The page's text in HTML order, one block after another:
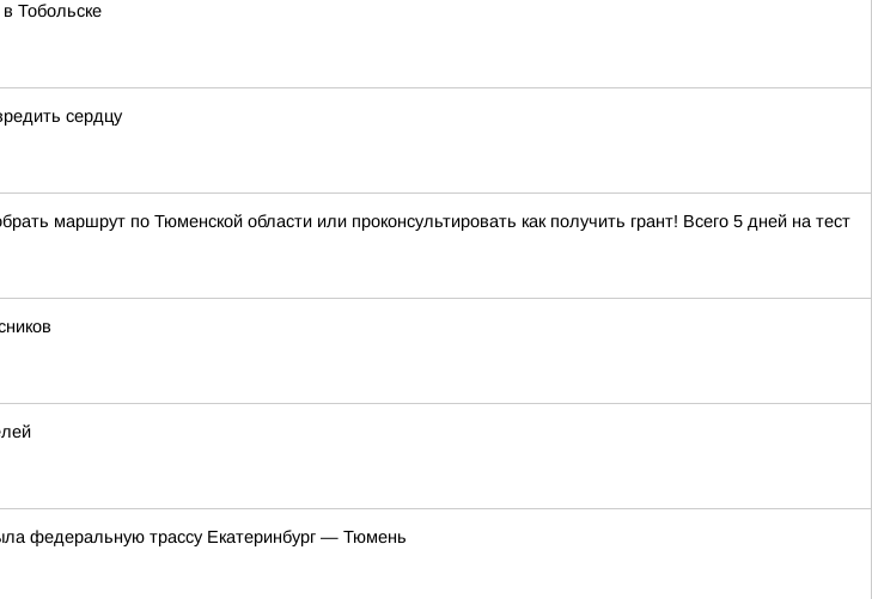
Тобольске
сердцу
маршрут по Тюменской области или проконсультировать как получить грант! Всего 5 дней на тест
федеральную трассу Екатеринбург — Тюмень